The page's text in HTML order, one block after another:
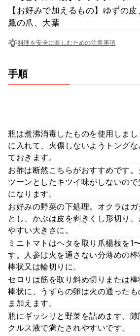
【お好みで加えるもの】ゆずの皮
鷹の爪、大葉
料理を安全に楽しむための注意事項
手順
瓶は煮沸消毒したものを使用しま
に入れて、火傷しないようトング
ておきます。
お酢は断然こちらがおすすめです。
ツーンとしたキツイ味がしないの
になります。
お好みの野菜の下処理。オクラは
とし、かぶは皮を剥きくし形切り
やすい大きさに。
ミニトマトはヘタを取り爪楊枝を1
す。人参は火を通さない分薄めの
棒状又は輪切りに。
セロリは筋を取り斜め切りまたは
棒状に、うずらの卵は火の通ったも
ま加えます。
瓶にギッシリと野菜を詰めます。
クルス液で満たされやすいです。